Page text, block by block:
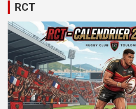
RCT